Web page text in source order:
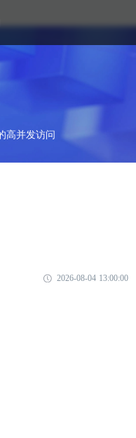
高并发访问
2026-08-04 13:00:00